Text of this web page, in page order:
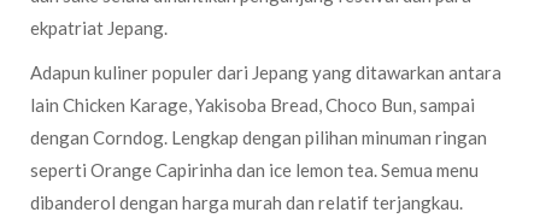
ekpatriat Jepang.
Adapun kuliner populer dari Jepang yang ditawarkan antara
lain Chicken Karage, Yakisoba Bread, Choco Bun, sampai
dengan Corndog. Lengkap dengan pilihan minuman ringan
seperti Orange Capirinha dan ice lemon tea. Semua menu
dibanderol dengan harga murah dan relatif terjangkau.